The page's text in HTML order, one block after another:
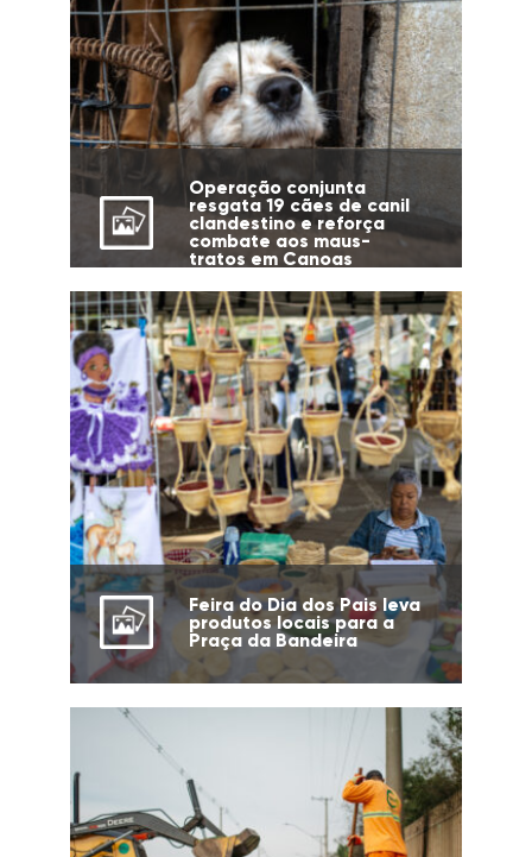
Operação conjunta
resgata 19 cães de canil
clandestino e reforça
combate aos maus-
tratos em Canoas
Feira do Dia dos Pais leva
produtos locais para a
Praça da Bandeira